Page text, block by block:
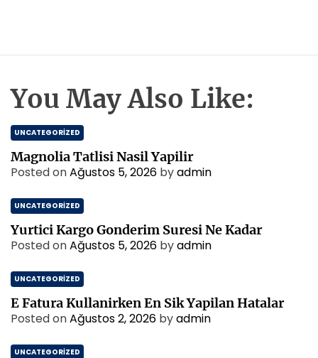
You May Also Like:
UNCATEGORIZED
Magnolia Tatlisi Nasil Yapilir
Posted onAğustos 5, 2026 byadmin
UNCATEGORIZED
Yurtici Kargo Gonderim Suresi Ne Kadar
Posted onAğustos 5, 2026 byadmin
UNCATEGORIZED
E Fatura Kullanirken En Sik Yapilan Hatalar
Posted onAğustos 2, 2026 byadmin
UNCATEGORIZED